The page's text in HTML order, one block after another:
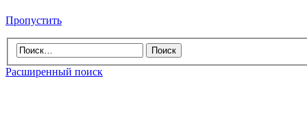
Пропустить
Расширенный поиск